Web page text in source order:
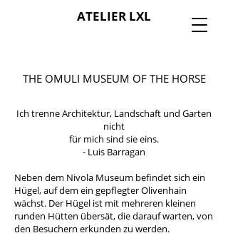
ATELIER LXL
THE OMULI MUSEUM OF THE HORSE
Ich trenne Architektur, Landschaft und Garten
nicht
für mich sind sie eins.
- Luis Barragan
Neben dem Nivola Museum befindet sich ein
Hügel, auf dem ein gepflegter Olivenhain
wächst. Der Hügel ist mit mehreren kleinen
runden Hütten übersät, die darauf warten, von
den Besuchern erkunden zu werden.